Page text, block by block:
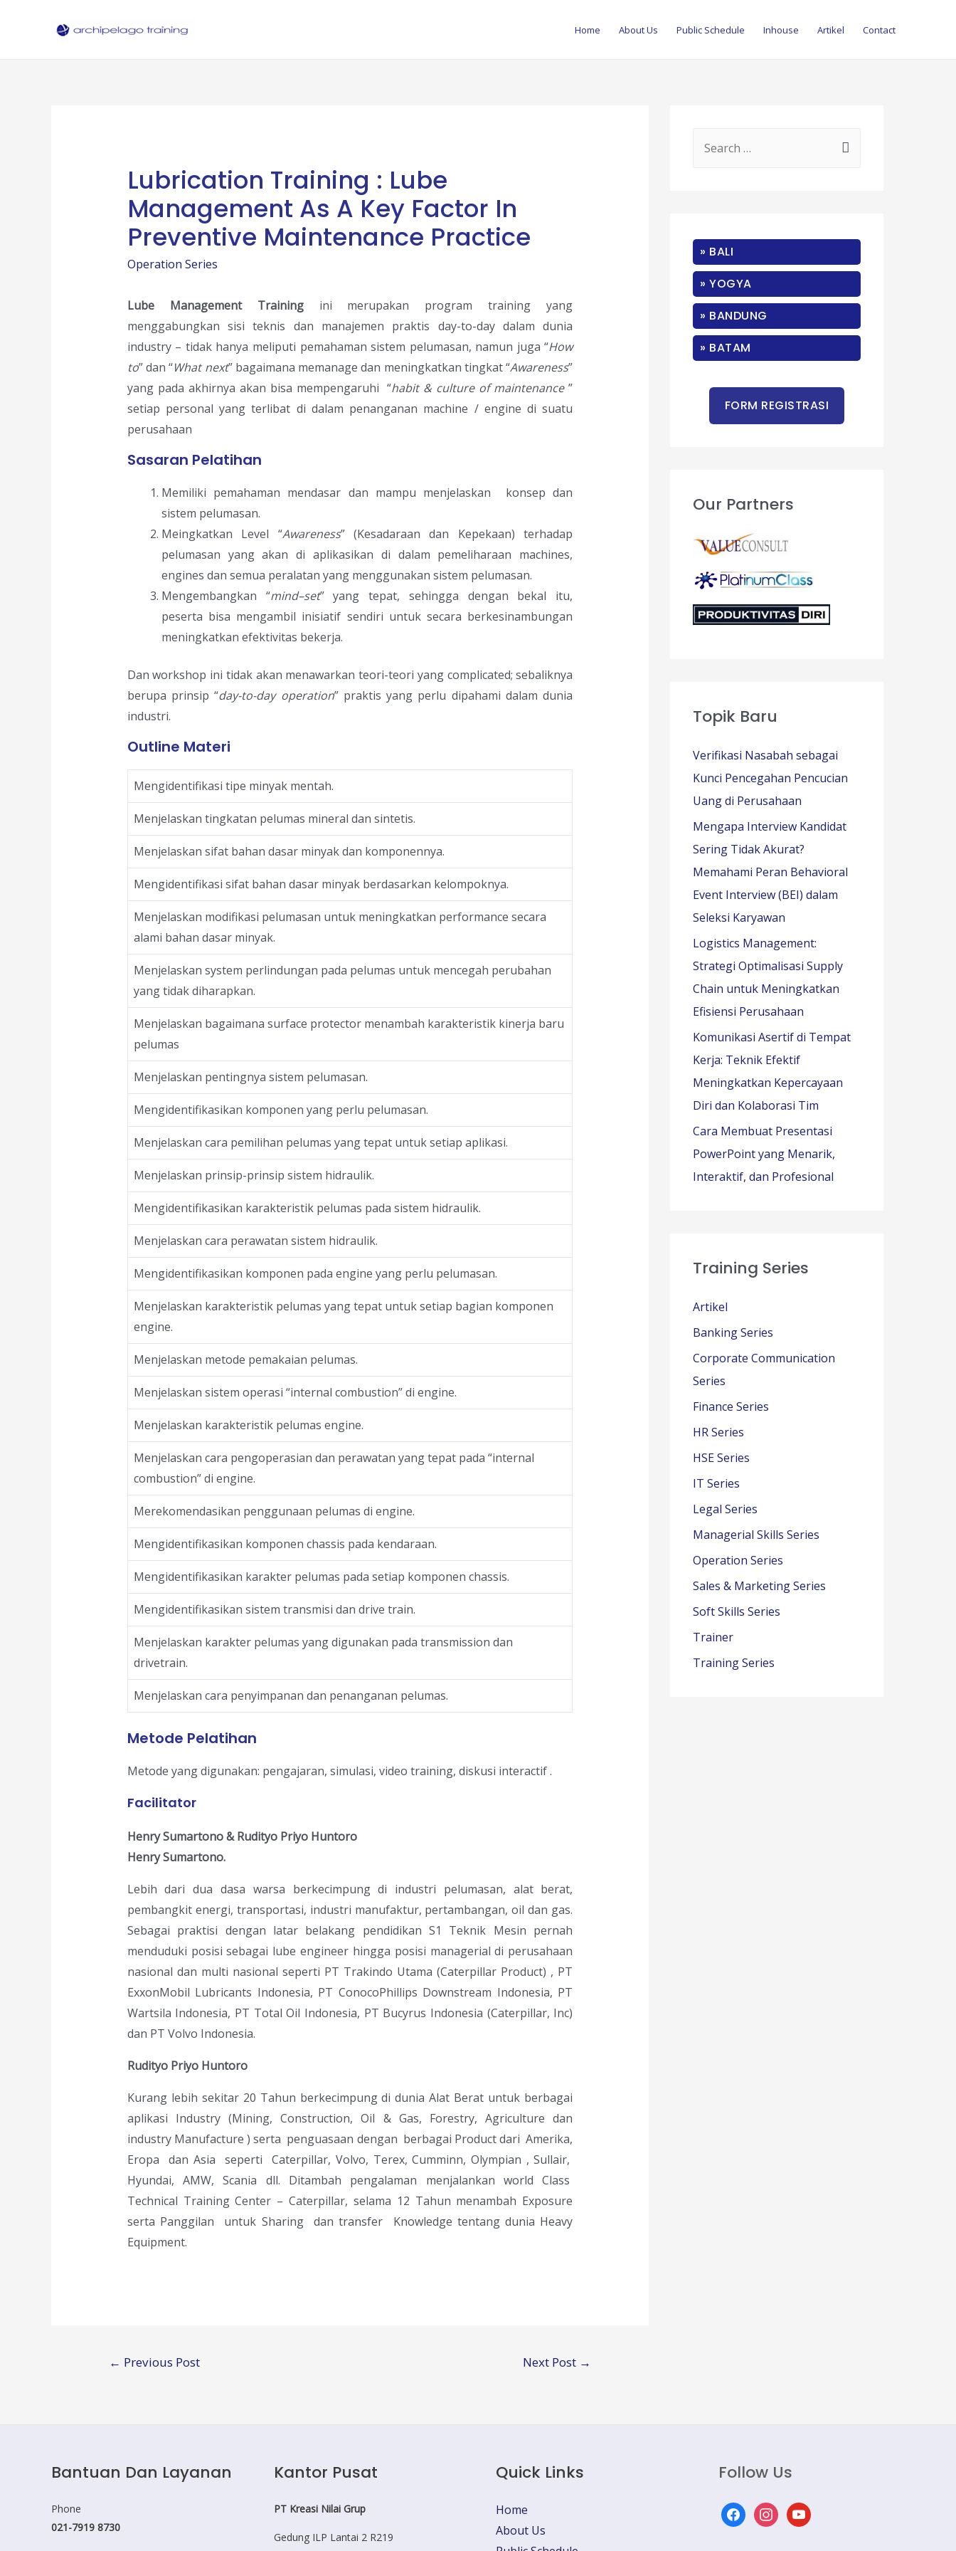
Home About Us Public Schedule Inhouse Artikel Contact
Lubrication Training : Lube
Management As A Key Factor In
Preventive Maintenance Practice
Operation Series
Lube Management Trainingini merupakan program training yang
menggabungkan sisi teknis dan manajemen praktis day-to-day dalam dunia
industry – tidak hanya meliputi pemahaman sistem pelumasan, namun juga “How
to” dan “What next” bagaimana memanage dan meningkatkan tingkat “Awareness”
yang pada akhirnya akan bisa mempengaruhi “habit & culture of maintenance”
setiap personal yang terlibat di dalam penanganan machine / engine di suatu
perusahaan
Sasaran Pelatihan
Memiliki pemahaman mendasar dan mampu menjelaskan konsep dan
sistem pelumasan.
Meingkatkan Level “Awareness” (Kesadaraan dan Kepekaan) terhadap
pelumasan yang akan di aplikasikan di dalam pemeliharaan machines,
engines dan semua peralatan yang menggunakan sistem pelumasan.
Mengembangkan “mind–set” yang tepat, sehingga dengan bekal itu,
peserta bisa mengambil inisiatif sendiri untuk secara berkesinambungan
meningkatkan efektivitas bekerja.
Dan workshop ini tidak akan menawarkan teori-teori yang complicated; sebaliknya
berupa prinsip “day-to-day operation” praktis yang perlu dipahami dalam dunia
industri.
Outline Materi
Mengidentifikasi tipe minyak mentah.
Menjelaskan tingkatan pelumas mineral dan sintetis.
Menjelaskan sifat bahan dasar minyak dan komponennya.
Mengidentifikasi sifat bahan dasar minyak berdasarkan kelompoknya.
Menjelaskan modifikasi pelumasan untuk meningkatkan performance secara
alami bahan dasar minyak.
Menjelaskan system perlindungan pada pelumas untuk mencegah perubahan
yang tidak diharapkan.
Menjelaskan bagaimana surface protector menambah karakteristik kinerja baru
pelumas
Menjelaskan pentingnya sistem pelumasan.
Mengidentifikasikan komponen yang perlu pelumasan.
Menjelaskan cara pemilihan pelumas yang tepat untuk setiap aplikasi.
Menjelaskan prinsip-prinsip sistem hidraulik.
Mengidentifikasikan karakteristik pelumas pada sistem hidraulik.
Menjelaskan cara perawatan sistem hidraulik.
Mengidentifikasikan komponen pada engine yang perlu pelumasan.
Menjelaskan karakteristik pelumas yang tepat untuk setiap bagian komponen
engine.
Menjelaskan metode pemakaian pelumas.
Menjelaskan sistem operasi “internal combustion” di engine.
Menjelaskan karakteristik pelumas engine.
Menjelaskan cara pengoperasian dan perawatan yang tepat pada “internal
combustion” di engine.
Merekomendasikan penggunaan pelumas di engine.
Mengidentifikasikan komponen chassis pada kendaraan.
Mengidentifikasikan karakter pelumas pada setiap komponen chassis.
Mengidentifikasikan sistem transmisi dan drive train.
Menjelaskan karakter pelumas yang digunakan pada transmission dan
drivetrain.
Menjelaskan cara penyimpanan dan penanganan pelumas.
Metode Pelatihan
Metode yang digunakan: pengajaran, simulasi, video training, diskusi interactif .
Facilitator
Henry Sumartono & Rudityo Priyo Huntoro
Henry Sumartono.
Lebih dari dua dasa warsa berkecimpung di industri pelumasan, alat berat,
pembangkit energi, transportasi, industri manufaktur, pertambangan, oil dan gas.
Sebagai praktisi dengan latar belakang pendidikan S1 Teknik Mesin pernah
menduduki posisi sebagai lube engineer hingga posisi managerial di perusahaan
nasional dan multi nasional seperti PT Trakindo Utama (Caterpillar Product) , PT
ExxonMobil Lubricants Indonesia, PT ConocoPhillips Downstream Indonesia, PT
Wartsila Indonesia, PT Total Oil Indonesia, PT Bucyrus Indonesia (Caterpillar, Inc)
dan PT Volvo Indonesia.
Rudityo Priyo Huntoro
Kurang lebih sekitar 20 Tahun berkecimpung di dunia Alat Berat untuk berbagai
aplikasi Industry (Mining, Construction, Oil & Gas, Forestry, Agriculture dan
industry Manufacture ) serta penguasaan dengan berbagai Product dari Amerika,
Eropa dan Asia seperti Caterpillar, Volvo, Terex, Cumminn, Olympian , Sullair,
Hyundai, AMW, Scania dll. Ditambah pengalaman menjalankan world Class
Technical Training Center – Caterpillar, selama 12 Tahun menambah Exposure
serta Panggilan untuk Sharing dan transfer Knowledge tentang dunia Heavy
Equipment.
← Previous Post Next Post →
f
o
» BALI
» YOGYA
» BANDUNG
» BATAM
Our Partners
Topik Baru
Verifikasi Nasabah sebagai
Kunci Pencegahan Pencucian
Uang di Perusahaan
Mengapa Interview Kandidat
Sering Tidak Akurat?
Memahami Peran Behavioral
Event Interview (BEI) dalam
Seleksi Karyawan
Logistics Management:
Strategi Optimalisasi Supply
Chain untuk Meningkatkan
Efisiensi Perusahaan
Komunikasi Asertif di Tempat
Kerja: Teknik Efektif
Meningkatkan Kepercayaan
Diri dan Kolaborasi Tim
Cara Membuat Presentasi
PowerPoint yang Menarik,
Interaktif, dan Profesional
Training Series
Artikel
Banking Series
Corporate Communication
Series
Finance Series
HR Series
HSE Series
IT Series
Legal Series
Managerial Skills Series
Operation Series
Sales & Marketing Series
Soft Skills Series
Trainer
Training Series
Bantuan Dan Layanan
Phone
021-7919 8730
Kantor Pusat
PT Kreasi Nilai Grup
Gedung ILP Lantai 2 R219
Quick Links
Home
About Us
Follow Us
facebookinstagramyoutube